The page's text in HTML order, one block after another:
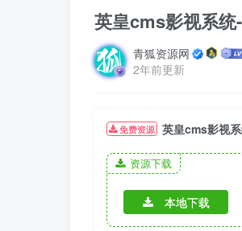
英皇cms影视系
青狐资源网
2年前更新
免费资源 英皇cms影视
资源下载
本地下载